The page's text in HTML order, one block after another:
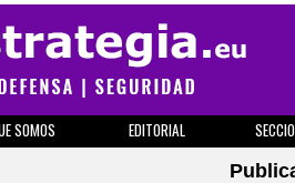
SOMOS EDITORIAL